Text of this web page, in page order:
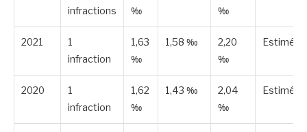
infractions
‰
‰
2021
1
infraction
1,63
‰
1,58 ‰
2,20
‰
Estimée
2020
1
infraction
1,62
‰
1,43 ‰
2,04
‰
Estimée